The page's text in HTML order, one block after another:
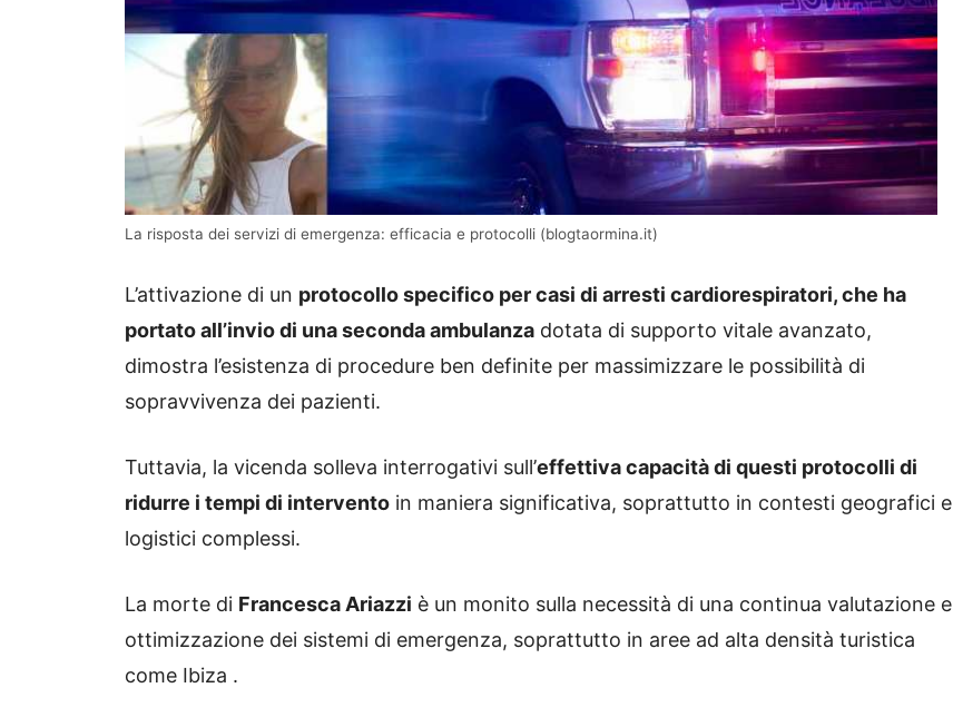
La risposta dei servizi di emergenza: efficacia e protocolli (blogtaormina.it)
L’attivazione di un protocollo specifico per casi di arresti cardiorespiratori, che ha
portato all’invio di una seconda ambulanza dotata di supporto vitale avanzato,
dimostra l’esistenza di procedure ben definite per massimizzare le possibilità di
sopravvivenza dei pazienti.
Tuttavia, la vicenda solleva interrogativi sull’effettiva capacità di questi protocolli di
ridurre i tempi di intervento in maniera significativa, soprattutto in contesti geografici e
logistici complessi.
La morte di Francesca Ariazzi è un monito sulla necessità di una continua valutazione e
ottimizzazione dei sistemi di emergenza, soprattutto in aree ad alta densità turistica
come Ibiza .